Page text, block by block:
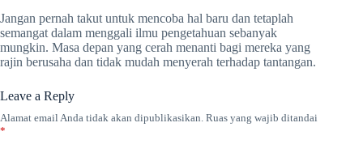
Jangan pernah takut untuk mencoba hal baru dan tetaplah
semangat dalam menggali ilmu pengetahuan sebanyak
mungkin. Masa depan yang cerah menanti bagi mereka yang
rajin berusaha dan tidak mudah menyerah terhadap tantangan.
Leave a Reply
Alamat email Anda tidak akan dipublikasikan. Ruas yang wajib ditandai
*